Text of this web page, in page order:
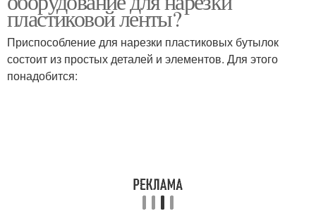
Веревка из бутылок Бутылка на ленту
Лента из пластиковых
пластиковой ленты?
Приспособление для нарезки пластиковых бутылок
состоит из простых деталей и элементов. Для этого
понадобится: